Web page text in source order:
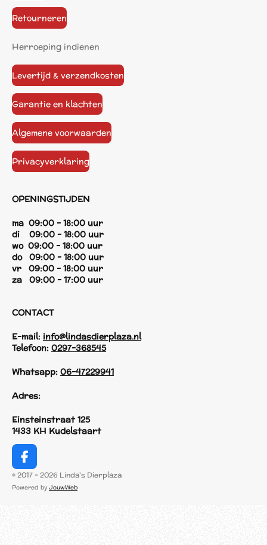
Retourneren
Herroeping indienen
Levertijd & verzendkosten
Garantie en klachten
Algemene voorwaarden
Privacyverklaring
OPENINGSTIJDEN
ma 09:00 - 18:00 uur
di 09:00 - 18:00 uur
wo 09:00 - 18:00 uur
do 09:00 - 18:00 uur
vr 09:00 - 18:00 uur
za 09:00 - 17:00 uur
CONTACT
E-mail: info@lindasdierplaza.nl
Telefoon: 0297-368545
Whatsapp: 06-47229941
Adres:
Einsteinstraat 125
1433 KH Kudelstaart
F
a
c
© 2017 - 2026 Linda's Dierplaza
Powered by JouwWeb